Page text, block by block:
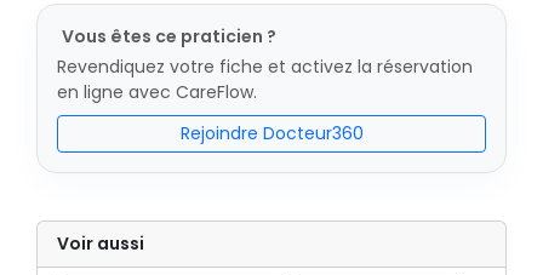
Vous êtes ce praticien ?
Revendiquez votre fiche et activez la réservation
en ligne avec CareFlow.
Rejoindre Docteur360
Voir aussi